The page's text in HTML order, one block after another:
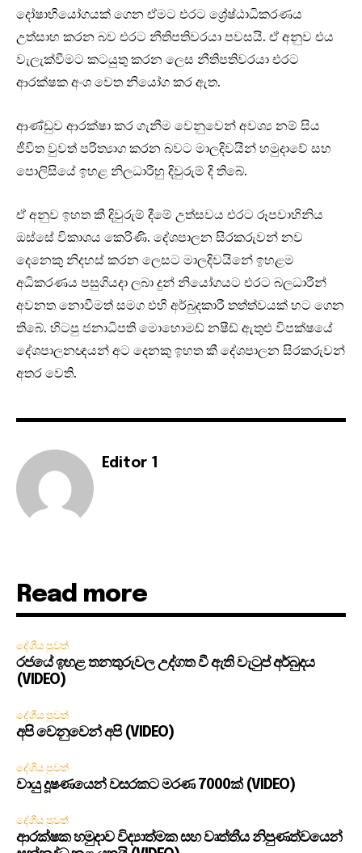
දෝෂාභියෝගයක් ගෙන ඒමට එරට ශ්‍රේෂ්ඨාධිකරණය
උත්සාහ කරන බව එරට නීතිපතිවරයා පවසයි. ඒ අනුව එය
වැලැක්වීමට කටයුතු කරන ලෙස නීතිපතිවරයා එරට
ආරක්ෂක අංශ වෙත නියෝග කර ඇත.
ආණ්ඩුව ආරක්ෂා කර ගැනීම වෙනුවෙන් අවශ්‍ය නම් සිය
ජීවිත වුවත් පරිත්‍යාග කරන බවට මාලදිවයින් හමුදාවේ සහ
පොලිසියේ ඉහළ නිලධාරීහු දිවුරුම් දි තිබේ.
ඒ අනුව ඉහත කී දිවුරුම් දීමේ උත්සවය එරට රූපවාහිනිය
ඔස්සේ විකාශය කෙරිණි. දේශපාලන සිරකරුවන් නව
දෙනෙකු නිදහස් කරන ලෙසට මාලදිවයිනේ ඉහළම
අධිකරණය පසුගියදා ලබා දුන් නියෝගයට එරට බලධාරීන්
අවනත නොවීමත් සමග එහි අර්බුදකාරී තත්ත්වයක් හට ගෙන
තිබේ. හිටපු ජනාධිපති මොහොමඩ් නෂීඩ් ඇතුළු විපක්ෂයේ
දේශපාලනඥයන් අට දෙනකු ඉහත කී දේශපාලන සිරකරුවන්
අතර වෙති.
Editor 1
Read more
දේශීය පුවත්
රජයේ ඉහළ තනතුරුවල උද්ගත වී ඇති වැටුප් අර්බුදය
(VIDEO)
දේශීය පුවත්
අපි වෙනුවෙන් අපි (VIDEO)
දේශීය පුවත්
වායු දූෂණයෙන් වසරකට මරණ 7000ක් (VIDEO)
දේශීය පුවත්
ආරක්ෂක හමුදාව විද්‍යාත්මක සහ වෘත්තීය නිපුණත්වයෙන්